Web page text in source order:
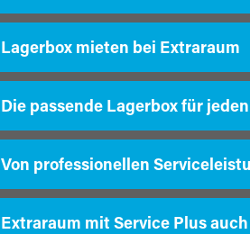
Lagerbox mieten bei Extraraum
Die passende Lagerbox für
Von professionellen
Extraraum mit Service Plus